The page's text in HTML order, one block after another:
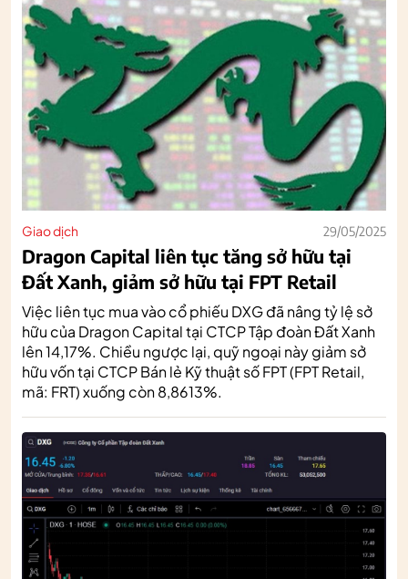
Giao dịch 29/05/2025
Dragon Capital liên tục tăng sở hữu tại
Đất Xanh, giảm sở hữu tại FPT Retail
Việc liên tục mua vào cổ phiếu DXG đã nâng tỷ lệ sở
hữu của Dragon Capital tại CTCP Tập đoàn Đất Xanh
lên 14,17%. Chiều ngược lại, quỹ ngoại này giảm sở
hữu vốn tại CTCP Bán lẻ Kỹ thuật số FPT (FPT Retail,
mã: FRT) xuống còn 8,8613%.